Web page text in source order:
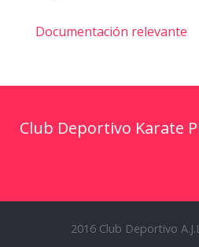
Documentación relevante
Club Deportivo Karate
2016 Club Deportivo